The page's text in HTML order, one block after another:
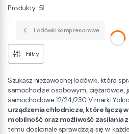
Produkty: 51
Lodówki kompresorowe
Filtry
Szukasz niezawodnej lodówki, która
samochodzie osobowym, ciężarówce,
samochodowe 12/24/230 V marki
urządzenia chłodnicze, które łączą
mobilność oraz możliwość zasilania
temu doskonale sprawdzają się w